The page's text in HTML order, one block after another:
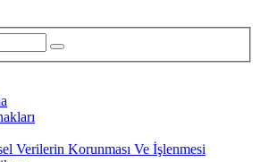
Verilerin Korunması Ve İşlenmesi